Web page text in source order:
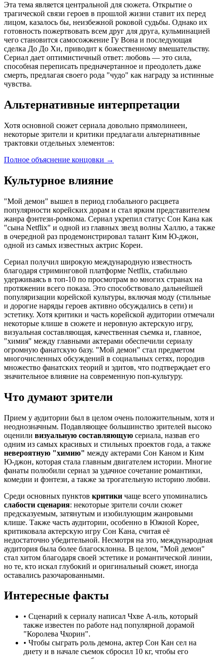
Эта тема является центральной для сюжета. Открытие о
трагической связи героев в прошлой жизни ставит их перед
лицом, казалось бы, неизбежной роковой судьбы. Однако их
готовность пожертвовать всем друг для друга, кульминацией
чего становится самосожжение Гу Вона и последующая
сделка До До Хи, приводит к божественному вмешательству.
Сериал дает оптимистичный ответ: любовь — это сила,
способная переписать предначертанное и преодолеть даже
смерть, предлагая своего рода "чудо" как награду за истинные
чувства.
Альтернативные интерпретации
Хотя основной сюжет сериала довольно прямолинеен,
некоторые зрители и критики предлагали альтернативные
трактовки отдельных элементов:
Полное объяснение концовки →
Культурное влияние
"Мой демон" вышел в период глобального расцвета
популярности корейских дорам и стал ярким представителем
жанра фэнтези-ромкома. Сериал укрепил статус Сон Кана как
"сына Netflix" и одной из главных звезд волны Халлю, а также
в очередной раз продемонстрировал талант Ким Ю-джон,
одной из самых известных актрис Кореи.
Сериал получил широкую международную известность
благодаря стриминговой платформе Netflix, стабильно
удерживаясь в топ-10 по просмотрам во многих странах на
протяжении всего показа. Это способствовало дальнейшей
популяризации корейской культуры, включая моду (стильные
и дорогие наряды героев активно обсуждались в сети) и
эстетику. Хотя критики и часть корейской аудитории отмечали
некоторые клише в сюжете и неровную актерскую игру,
визуальная составляющая, качественная съемка и, главное,
"химия" между главными актерами обеспечили сериалу
огромную фанатскую базу. "Мой демон" стал предметом
многочисленных обсуждений в социальных сетях, породив
множество фанатских теорий и эдитов, что подтверждает его
значительное влияние на современную поп-культуру.
Что думают зрители
Прием у аудитории был в целом очень положительным, хотя и
неоднозначным. Подавляющее большинство зрителей высоко
оценили визуальную составляющую сериала, назвав его
одним из самых красивых и стильных проектов года, а также
невероятную "химию" между актерами Сон Каном и Ким
Ю-джон, которая стала главным двигателем истории. Многие
фанаты полюбили сериал за удачное сочетание романтики,
комедии и фэнтези, а также за трогательную историю любви.
Среди основных пунктов критики чаще всего упоминались
слабости сценария: некоторые зрители сочли сюжет
предсказуемым, затянутым и изобилующим жанровыми
клише. Также часть аудитории, особенно в Южной Корее,
критиковала актерскую игру Сон Кана, считая её
недостаточно убедительной. Несмотря на это, международная
аудитория была более благосклонна. В целом, "Мой демон"
стал хитом благодаря своей эстетике и романтической линии,
но те, кто искал глубокий и оригинальный сюжет, иногда
оставались разочарованными.
Интересные факты
• Сценарий к сериалу написал Чхве А-иль, который
также известен по работе над популярной дорамой
"Королева Чхорин".
• Чтобы сыграть роль демона, актер Сон Кан сел на
диету и в начале съемок сбросил 10 кг, чтобы его